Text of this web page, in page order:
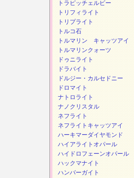
トラピッチェルビー
トリフィライト
トリプライト
トルコ石
トルマリン キャッツアイ
トルマリンクォーツ
ドゥニライト
ドラバイト
ドルジー・カルセドニー
ドロマイト
ナトロライト
ナノクリスタル
ネフライト
ネフライトキャッツアイ
ハーキマーダイヤモンド
ハイアライトオパール
ハイドロフェーンオパール
ハックマナイト
ハンバーガイト